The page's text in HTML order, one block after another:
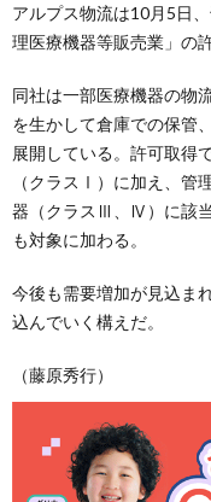
アルプス物流は10月5日
理医療機器等販売業」の
同社は一部医療機器の物
を生かして倉庫での保管
展開している。許可取得
（クラスⅠ）に加え、管
器（クラスⅢ、Ⅳ）に該
も対象に加わる。
今後も需要増加が見込ま
込んでいく構えだ。
（藤原秀行）